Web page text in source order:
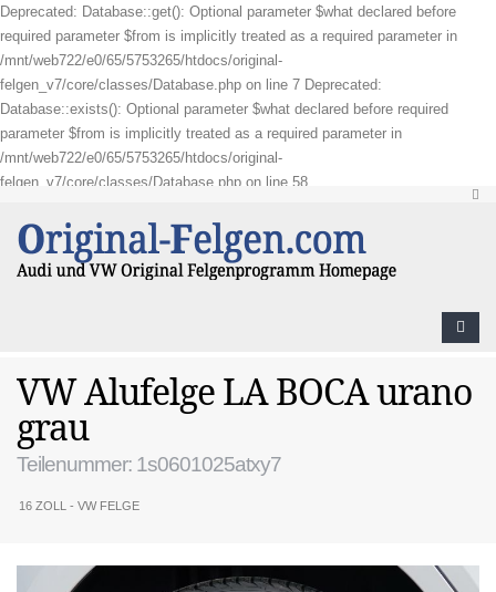
Deprecated: Database::get(): Optional parameter $what declared before
required parameter $from is implicitly treated as a required parameter in
/mnt/web722/e0/65/5753265/htdocs/original-
felgen_v7/core/classes/Database.php on line 7 Deprecated:
Database::exists(): Optional parameter $what declared before required
parameter $from is implicitly treated as a required parameter in
/mnt/web722/e0/65/5753265/htdocs/original-
felgen_v7/core/classes/Database.php on line 58
VW Alufelge LA BOCA urano
grau
Teilenummer: 1s0601025atxy7
16 ZOLL - VW FELGE